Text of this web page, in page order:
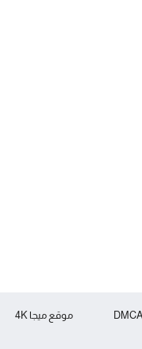
موقع ميجا 4K